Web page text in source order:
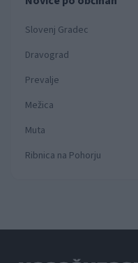
Slovenj Gradec
Dravograd
Prevalje
Mežica
Muta
Ribnica na Pohorju